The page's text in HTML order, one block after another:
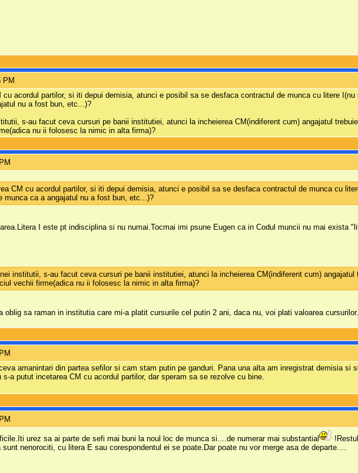
PM
acordul partilor, si iti depui demisia, atunci e posibil sa se desfaca contractul de munca cu litere
nu a fost bun, etc...)?
s-au facut ceva cursuri pe banii institutiei, atunci la incheierea CM(indiferent cum) angajatul
nu ii folosesc la nimic in alta firma)?
CM cu acordul partilor, si iti depui demisia, atunci e posibil sa se desfaca contractul de munca cu
munca ca a angajatul nu a fost bun, etc...)?
I este pt indisciplina si nu numai.Tocmai imi psune Eugen ca in Codul muncii nu mai exista
institutii, s-au facut ceva cursuri pe banii institutiei, atunci la incheierea CM(indiferent cum)
vechii firme(adica nu ii folosesc la nimic in alta firma)?
oblig sa raman in institutia care mi-a platit cursurile cel putin 2 ani, daca nu, voi plati valoarea
amanintari din partea sefilor si cam stam putin pe ganduri. Pana una alta am inregistrat demisia si
a putut incetarea CM cu acordul partilor, dar speram sa se rezolve cu bine.
urez sa ai parte de sefi mai buni la noul loc de munca si....de numerar mai substantial
nenorociti, cu litera E sau corespondentul ei se poate.Dar poate nu vor merge asa de departe....